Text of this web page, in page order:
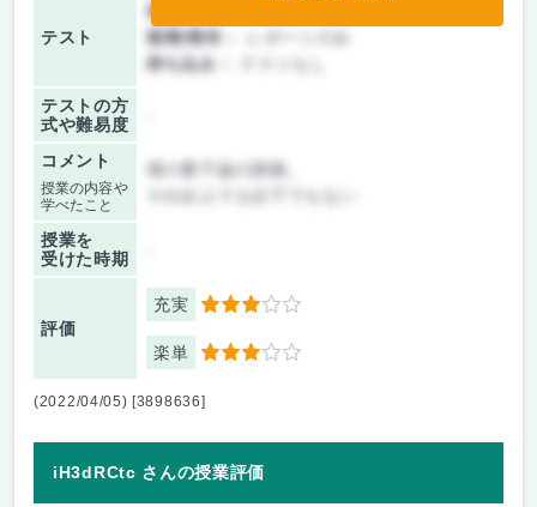
テスト
前期/中間：
後期/期末：
持ち込み：
テストの方
式や難易度
コメント
授業の内容や
学べたこと
場の量子論の講義。
授業を
受けた時期
評価
充実 3
楽単 3
(2022/04/05) [3898636]
iH3dRCtc さんの授業評価